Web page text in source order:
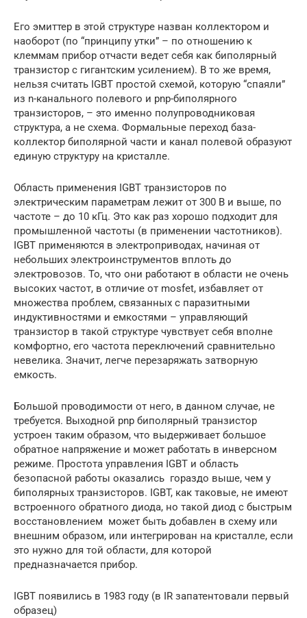
Его эмиттер в этой структуре назван коллектором и
наоборот (по “принципу утки” – по отношению к
клеммам прибор отчасти ведет себя как биполярный
транзистор с гигантским усилением). В то же время,
нельзя считать IGBT простой схемой, которую “спаяли”
из n-канального полевого и pnp-биполярного
транзисторов, – это именно полупроводниковая
структура, а не схема. Формальные переход база-
коллектор биполярной части и канал полевой образуют
единую структуру на кристалле.
Область применения IGBT транзисторов по
электрическим параметрам лежит от 300 В и выше, по
частоте – до 10 кГц. Это как раз хорошо подходит для
промышленной частоты (в применении частотников).
IGBT применяются в электроприводах, начиная от
небольших электроинструментов вплоть до
электровозов. То, что они работают в области не очень
высоких частот, в отличие от mosfet, избавляет от
множества проблем, связанных с паразитными
индуктивностями и емкостями – управляющий
транзистор в такой структуре чувствует себя вполне
комфортно, его частота переключений сравнительно
невелика. Значит, легче перезаряжать затворную
емкость.
Большой проводимости от него, в данном случае, не
требуется. Выходной pnp биполярный транзистор
устроен таким образом, что выдерживает большое
обратное напряжение и может работать в инверсном
режиме. Простота управления IGBT и область
безопасной работы оказались гораздо выше, чем у
биполярных транзисторов. IGBT, как таковые, не имеют
встроенного обратного диода, но такой диод с быстрым
восстановлением может быть добавлен в схему или
внешним образом, или интегрирован на кристалле, если
это нужно для той области, для которой
предназначается прибор.
IGBT появились в 1983 году (в IR запатентовали первый
образец)